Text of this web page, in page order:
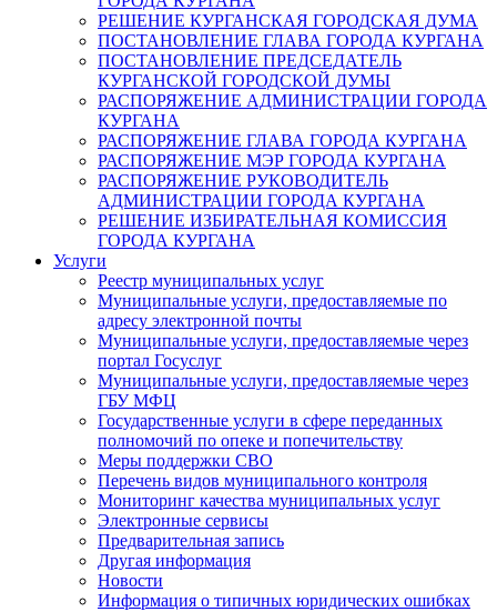
РЕШЕНИЕ КУРГАНСКАЯ ГОРОДСКАЯ ДУМА
ПОСТАНОВЛЕНИЕ ГЛАВА ГОРОДА КУРГАНА
ПОСТАНОВЛЕНИЕ ПРЕДСЕДАТЕЛЬ
КУРГАНСКОЙ ГОРОДСКОЙ ДУМЫ
РАСПОРЯЖЕНИЕ АДМИНИСТРАЦИИ ГОРОДА
КУРГАНА
РАСПОРЯЖЕНИЕ ГЛАВА ГОРОДА КУРГАНА
РАСПОРЯЖЕНИЕ МЭР ГОРОДА КУРГАНА
РАСПОРЯЖЕНИЕ РУКОВОДИТЕЛЬ
АДМИНИСТРАЦИИ ГОРОДА КУРГАНА
РЕШЕНИЕ ИЗБИРАТЕЛЬНАЯ КОМИССИЯ
ГОРОДА КУРГАНА
Услуги
Реестр муниципальных услуг
Муниципальные услуги, предоставляемые по
адресу электронной почты
Муниципальные услуги, предоставляемые через
портал Госуслуг
Муниципальные услуги, предоставляемые через
ГБУ МФЦ
Государственные услуги в сфере переданных
полномочий по опеке и попечительству
Меры поддержки СВО
Перечень видов муниципального контроля
Мониторинг качества муниципальных услуг
Электронные сервисы
Предварительная запись
Другая информация
Новости
Информация о типичных юридических ошибках